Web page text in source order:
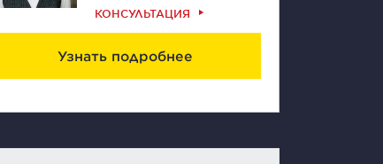
КОНСУЛЬТАЦИЯ
Узнать подробнее